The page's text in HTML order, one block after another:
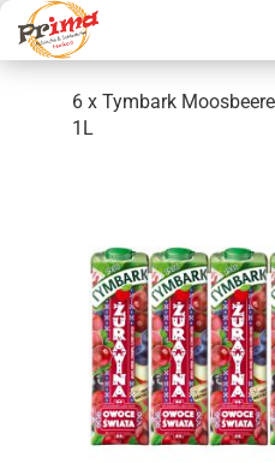
6 x Tymbark
1L